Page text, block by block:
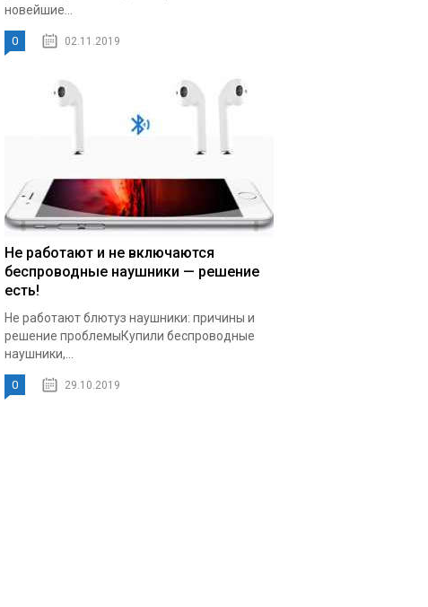
новейшие...
0 02.11.2019
Не работают и не включаются
беспроводные наушники — решение
есть!
Не работают блютуз наушники: причины и
решение проблемыКупили беспроводные
наушники,...
0 29.10.2019